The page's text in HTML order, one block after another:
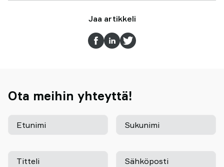
Jaa artikkeli
Ota meihin yhteyttä!
Etunimi Sukunimi
Titteli Sähköposti